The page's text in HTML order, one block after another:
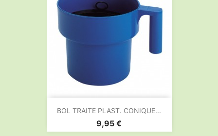
BOL TRAITE PLAST. CONIQUE...
Prix
9,95 €